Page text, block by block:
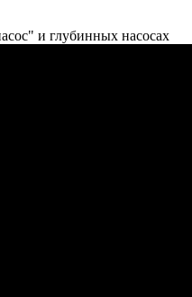
и глубинных насосах